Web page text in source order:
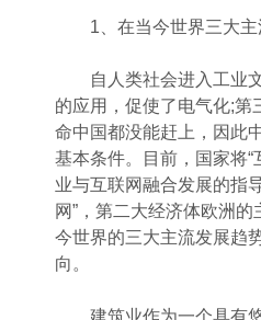
1、在当今世界三大主
自人类社会进入工业文
的应用，促使了电气化;第
命中国都没能赶上，因此
基本条件。目前，国家将
业与互联网融合发展的指
网”，第二大经济体欧洲的
今世界的三大主流发展趋
向。
建筑业作为一个具有悠